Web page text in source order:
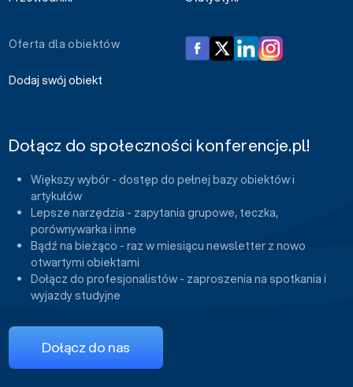
Oferta dla obiektów
Dodaj swój obiekt
Dołącz do społeczności konferencje.pl!
Większy wybór - dostęp do pełnej bazy obiektów i
artykułów
Lepsze narzędzia - zapytania grupowe, teczka,
porównywarka i inne
Bądź na bieżąco - raz w miesiącu newsletter z nowo
otwartymi obiektami
Dołącz do profesjonalistów - zaproszenia na spotkania i
wyjazdy studyjne
Dołącz do nas